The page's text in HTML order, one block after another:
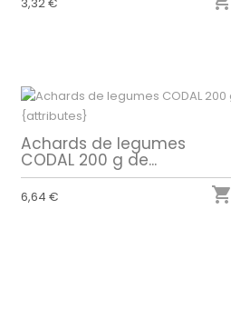
3,32 €
Achards de legumes
CODAL 200 g de...
6,64 € 